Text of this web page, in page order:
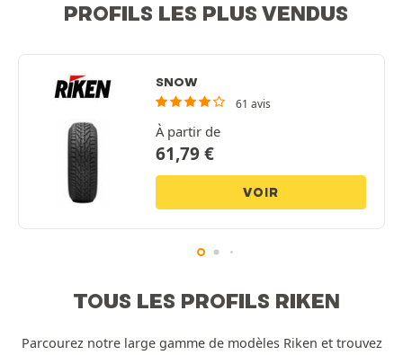
PROFILS LES PLUS VENDUS
SNOW
61 avis
À partir de
61,79€
VOIR
TOUS LES PROFILS RIKEN
Parcourez notre large gamme de modèles Riken et trouvez